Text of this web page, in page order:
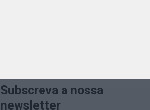
Subscreva a nossa
newsletter